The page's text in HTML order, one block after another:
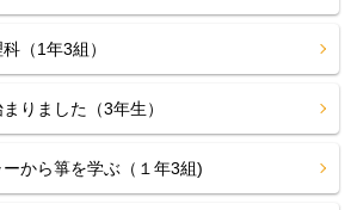
（1年3組）
りました（3年生）
から箏を学ぶ（１年3組)